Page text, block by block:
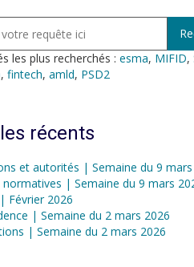
les plus recherchés : esma, MIFID,
, fintech, amld, PSD2
récents
et autorités | Semaine du 9 mars
normatives | Semaine du 9 mars
Février 2026
| Semaine du 2 mars 2026
| Semaine du 2 mars 2026